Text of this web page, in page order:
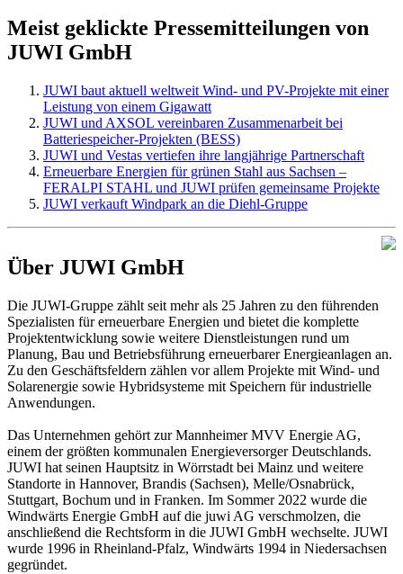
Meist geklickte Pressemitteilungen von
JUWI GmbH
JUWI baut aktuell weltweit Wind- und PV-Projekte mit einer
Leistung von einem Gigawatt
JUWI und AXSOL vereinbaren Zusammenarbeit bei
Batteriespeicher-Projekten (BESS)
JUWI und Vestas vertiefen ihre langjährige Partnerschaft
Erneuerbare Energien für grünen Stahl aus Sachsen –
FERALPI STAHL und JUWI prüfen gemeinsame Projekte
JUWI verkauft Windpark an die Diehl-Gruppe
Über JUWI GmbH
Die JUWI-Gruppe zählt seit mehr als 25 Jahren zu den führenden
Spezialisten für erneuerbare Energien und bietet die komplette
Projektentwicklung sowie weitere Dienstleistungen rund um
Planung, Bau und Betriebsführung erneuerbarer Energieanlagen an.
Zu den Geschäftsfeldern zählen vor allem Projekte mit Wind- und
Solarenergie sowie Hybridsysteme mit Speichern für industrielle
Anwendungen.
Das Unternehmen gehört zur Mannheimer MVV Energie AG,
einem der größten kommunalen Energieversorger Deutschlands.
JUWI hat seinen Hauptsitz in Wörrstadt bei Mainz und weitere
Standorte in Hannover, Brandis (Sachsen), Melle/Osnabrück,
Stuttgart, Bochum und in Franken. Im Sommer 2022 wurde die
Windwärts Energie GmbH auf die juwi AG verschmolzen, die
anschließend die Rechtsform in die JUWI GmbH wechselte. JUWI
wurde 1996 in Rheinland-Pfalz, Windwärts 1994 in Niedersachsen
gegründet.